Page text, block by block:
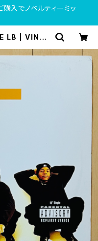
入でノベルティーミッ
LB | VINYL